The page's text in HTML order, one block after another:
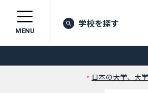
MENU
学校を探す
日本の大学、大